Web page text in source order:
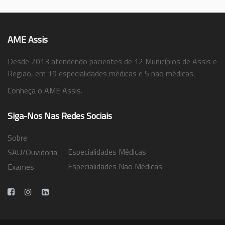
AME Assis
Desde 2013 atendendo pacientes de 12 Municípios de Assis e
Região, em 19 especialidades médicas e 5 não médicas.
Conheça o AME Assis.
Siga-Nos Nas Redes Sociais
Sobre
SAU/Ouvidoria
Exames
Especialidades Médicas
Especialidades Não Médicas